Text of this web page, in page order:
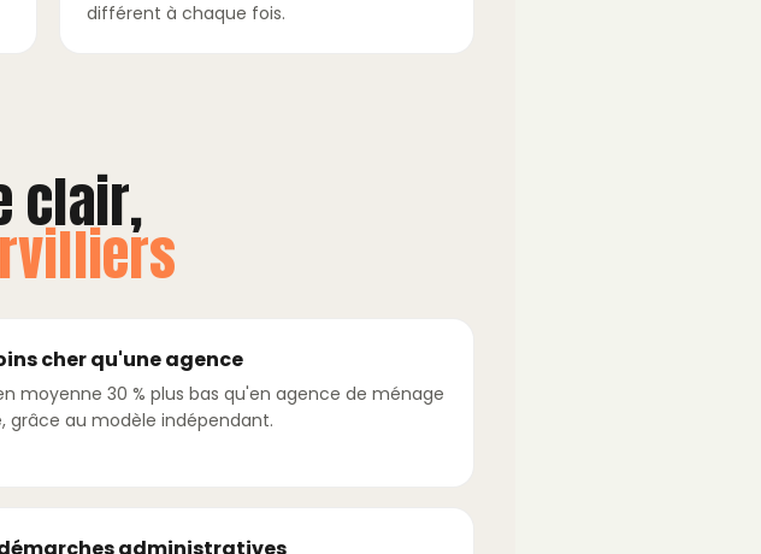
différent à chaque fois.
clair,
cher qu'une agence
moyenne 30 % plus bas qu'en agence de ménage
grâce au modèle indépendant.